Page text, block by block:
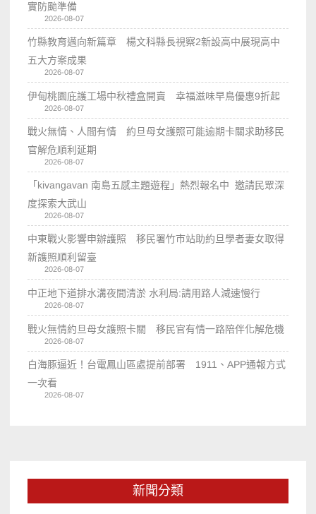
實防颱準備
2026-08-07
竹縣教育邁向新篇章 楊文科縣長視察2新設高中展現高中
五大方案成果
2026-08-07
伊甸桃園庇護工場中秋禮盒開賣 幸福滋味早鳥優惠9折起
2026-08-07
戰火無情、人間有情 約旦母女護照可能逾期卡關求助移民
官解危順利延期
2026-08-07
「kivangavan 南島五感主題遊程」熱烈報名中 邀請民眾深
度探索大武山
2026-08-07
中東戰火影響申辦護照 移民署竹市站助約旦學者妻女取得
新護照順利留臺
2026-08-07
中正地下道排水溝夜間清淤 水利局:請用路人減速慢行
2026-08-07
戰火無情約旦母女護照卡關 移民官有情一路陪伴化解危機
2026-08-07
白海豚逼近！台電鳳山區處提前部署 1911、APP通報方式
一次看
2026-08-07
新聞分類